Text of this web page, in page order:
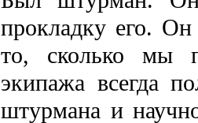
прокладку его.
то, сколько мы
экипажа всегда
штурмана и